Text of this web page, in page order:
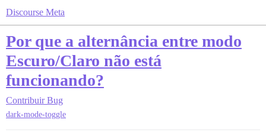
Discourse Meta
Por que a alternância entre modo
Escuro/Claro não está
funcionando?
Contribuir Bug
dark-mode-toggle